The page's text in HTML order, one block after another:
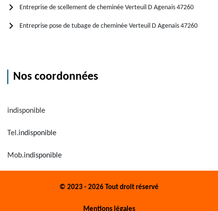
Entreprise de scellement de cheminée Verteuil D Agenais 47260
Entreprise pose de tubage de cheminée Verteuil D Agenais 47260
Nos coordonnées
indisponible
Tel.indisponible
Mob.indisponible
© 2023 - 2026 Tout droit réservé
Mentions légales